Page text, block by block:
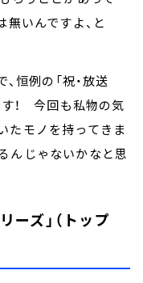
無いんですよ、と
恒例の「祝・放送
！ 今回も私物の気
たモノを持ってきま
んじゃないかなと思
ズ」（トップ